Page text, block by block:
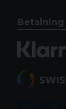
Betalning